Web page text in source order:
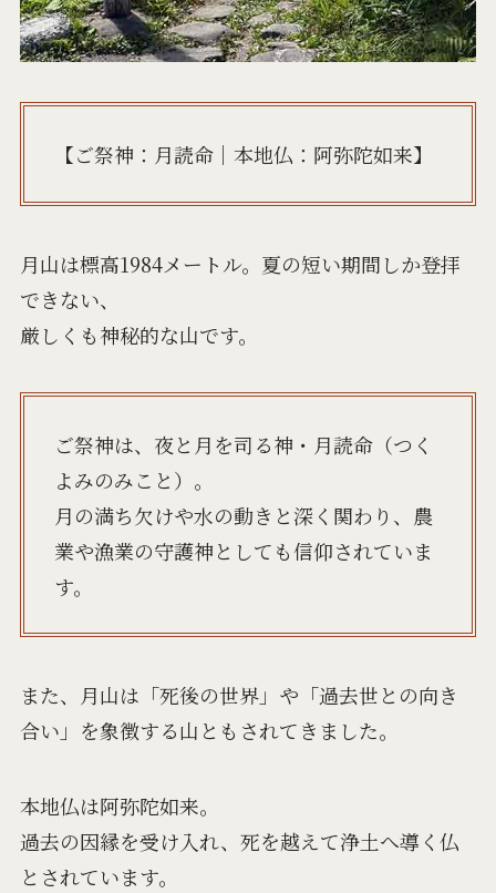
【ご祭神：月読命｜本地仏：阿弥陀如来】
月山は標高1984メートル。夏の短い期間しか登拝
できない、
厳しくも神秘的な山です。
ご祭神は、夜と月を司る神・月読命（つく
よみのみこと）。
月の満ち欠けや水の動きと深く関わり、農
業や漁業の守護神としても信仰されていま
す。
また、月山は「死後の世界」や「過去世との向き
合い」を象徴する山ともされてきました。
本地仏は阿弥陀如来。
過去の因縁を受け入れ、死を越えて浄土へ導く仏
とされています。